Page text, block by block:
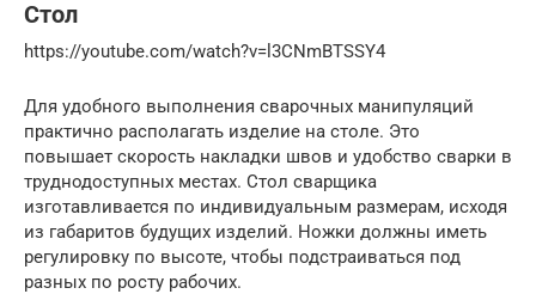
Стол
https://youtube.com/watch?v=l3CNmBTSSY4
Для удобного выполнения сварочных манипуляций
практично располагать изделие на столе. Это
повышает скорость накладки швов и удобство сварки в
труднодоступных местах. Стол сварщика
изготавливается по индивидуальным размерам, исходя
из габаритов будущих изделий. Ножки должны иметь
регулировку по высоте, чтобы подстраиваться под
разных по росту рабочих.